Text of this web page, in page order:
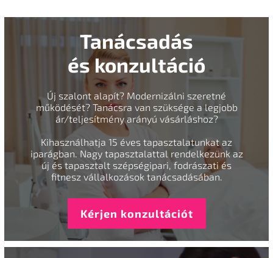
Tanácsadás
és konzultáció
Új szalont alapít? Modernizálni szeretné
működését? Tanácsra van szüksége a legjobb
ár/teljesítmény arányú vásárláshoz?
Kihasználhatja 15 éves tapasztalatunkat az
iparágban. Nagy tapasztalattal rendelkezünk az
új és tapasztalt szépségipari, fodrászati és
fitnesz vállalkozások tanácsadásában.
Kérjen konzultációt